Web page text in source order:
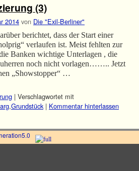
(3)
2014 von Die "Exil-Berliner"
berichtet, dass der Start einer
verlaufen ist. Meist fehlten zur
Banken wichtige Unterlagen , die
noch nicht vorlagen…….. Jetzt
„Showstopper“ …
| Verschlagwortet mit
,Grundstück | Kommentar hinterlassen